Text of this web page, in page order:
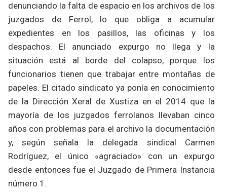
denunciando la falta de espacio en los archivos de los
juzgados de Ferrol, lo que obliga a acumular
expedientes en los pasillos, las oficinas y los
despachos. El anunciado expurgo no llega y la
situación está al borde del colapso, porque los
funcionarios tienen que trabajar entre montañas de
papeles. El citado sindicato ya ponía en conocimiento
de la Dirección Xeral de Xustiza en el 2014 que la
mayoría de los juzgados ferrolanos llevaban cinco
años con problemas para el archivo la documentación
y, según señala la delegada sindical Carmen
Rodríguez, el único «agraciado» con un expurgo
desde entonces fue el Juzgado de Primera Instancia
número 1.